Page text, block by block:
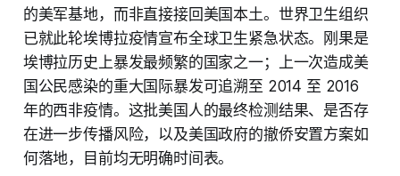
的美军基地，而非直接接回美国本土。世界卫生组织
已就此轮埃博拉疫情宣布全球卫生紧急状态。刚果是
埃博拉历史上暴发最频繁的国家之一；上一次造成美
国公民感染的重大国际暴发可追溯至 2014 至 2016
年的西非疫情。这批美国人的最终检测结果、是否存
在进一步传播风险，以及美国政府的撤侨安置方案如
何落地，目前均无明确时间表。